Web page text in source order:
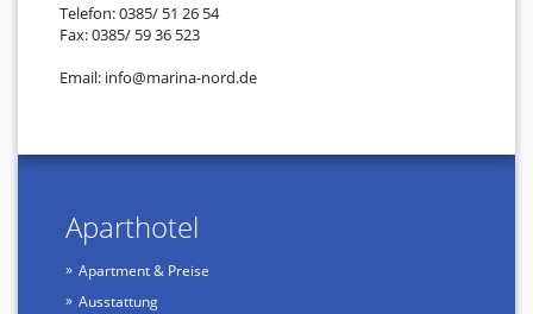
Telefon: 0385/ 51 26 54
Fax: 0385/ 59 36 523
Email: info@marina-nord.de
Aparthotel
Apartment & Preise
Ausstattung